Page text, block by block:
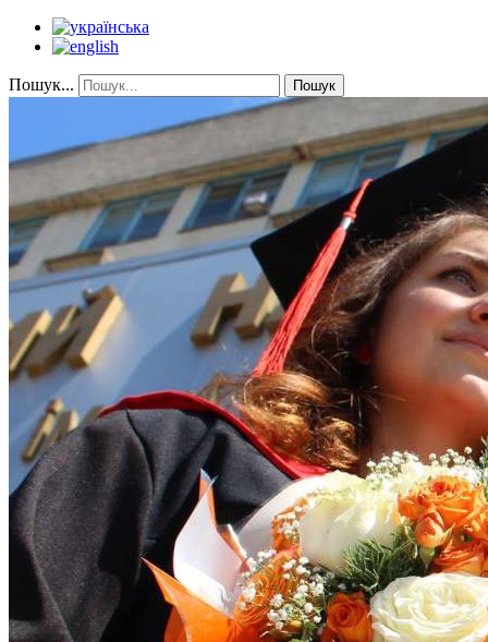
Пошук... Пошук